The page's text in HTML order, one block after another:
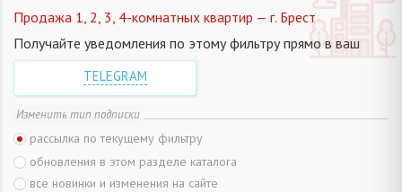
Продажа 1, 2, 3, 4-комнатных квартир — г. Брест
Получайте уведомления по этому фильтру прямо в ваш
TELEGRAM
Изменить тип подписки
рассылка по текущему фильтру
обновления в этом разделе каталога
все новинки и изменения на сайте